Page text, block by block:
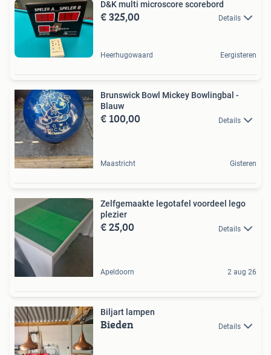
D&K multi microscore scorebord
€ 325,00 Details
Heerhugowaard Eergisteren
Brunswick Bowl Mickey Bowlingbal -
Blauw
€ 100,00 Details
Maastricht Gisteren
Zelfgemaakte legotafel voordeel lego
plezier
€ 25,00 Details
Apeldoorn 2 aug 26
Biljart lampen
Bieden Details